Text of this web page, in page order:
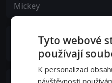
Mickey
Ériq Ebouaney
Letallec
Tyto webové
používají
K personalizaci
návštěvnosti